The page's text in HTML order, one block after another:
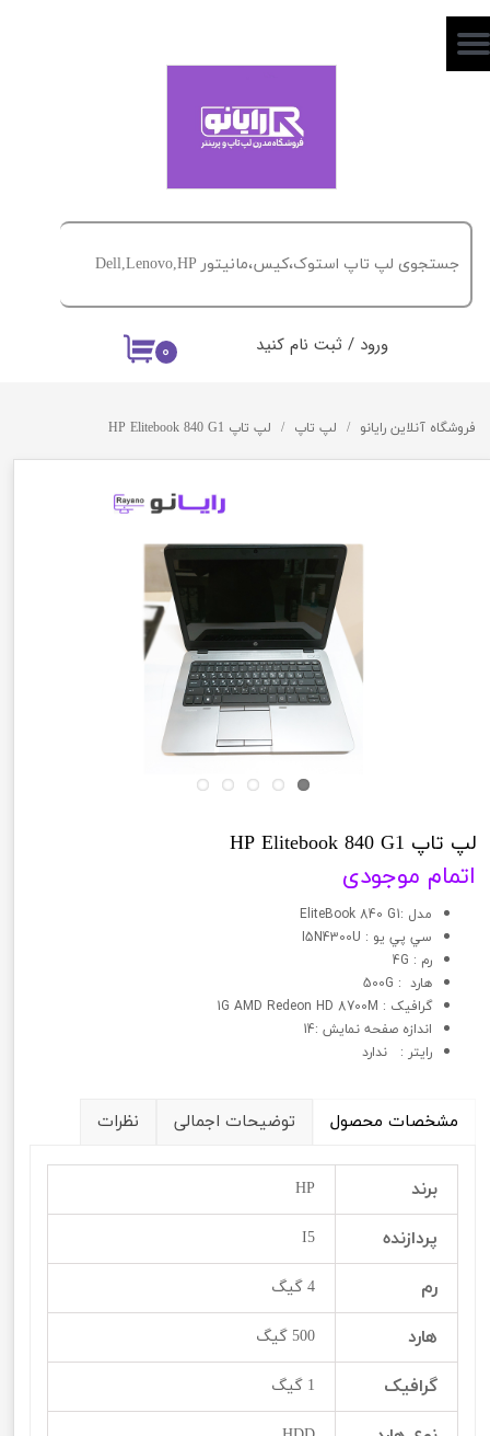
۰ ورود / ثبت نام کنید
حساب کاربری من
خروج از حساب کاربری
فروشگاه آنلاین رایانو لپ تاپ لپ تاپ HP Elitebook 840 G1
لپ تاپ HP Elitebook 840 G1
اتمام موجودی
مدل :EliteBook 840 G1
سي پي يو : I5N4300U
رم : 4G
هارد : 500G
گرافيک : 1G AMD Redeon HD 8700M
اندازه صفحه نمایش :14
رایتر : ندارد
مشخصات محصول توضیحات اجمالی نظرات
برند HP
پردازنده I5
رم 4 گیگ
هارد 500 گیگ
گرافیک 1 گیگ